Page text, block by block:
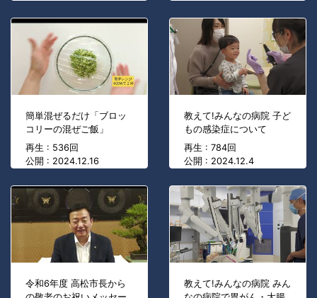
簡単混ぜるだけ「ブロッ
コリーの混ぜご飯」
再生 : 536回
公開 : 2024.12.16
教えて!みんなの病院 子ど
もの感染症について
再生 : 784回
公開 : 2024.12.4
令和6年度 高松市長から
教えて!みんなの病院 みん